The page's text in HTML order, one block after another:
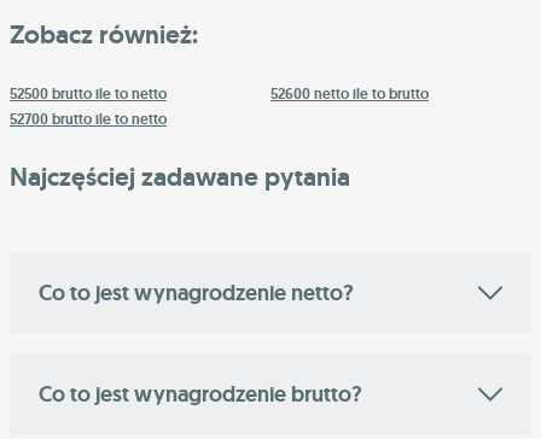
Zobacz również:
52500 brutto ile to netto
52600 netto ile to brutto
52700 brutto ile to netto
Najczęściej zadawane pytania
Co to jest wynagrodzenie netto?
Co to jest wynagrodzenie brutto?